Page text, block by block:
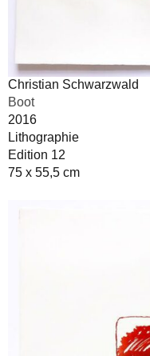
Christian Schwarzwald
Boot
2016
Lithographie
Edition 12
75 x 55,5 cm